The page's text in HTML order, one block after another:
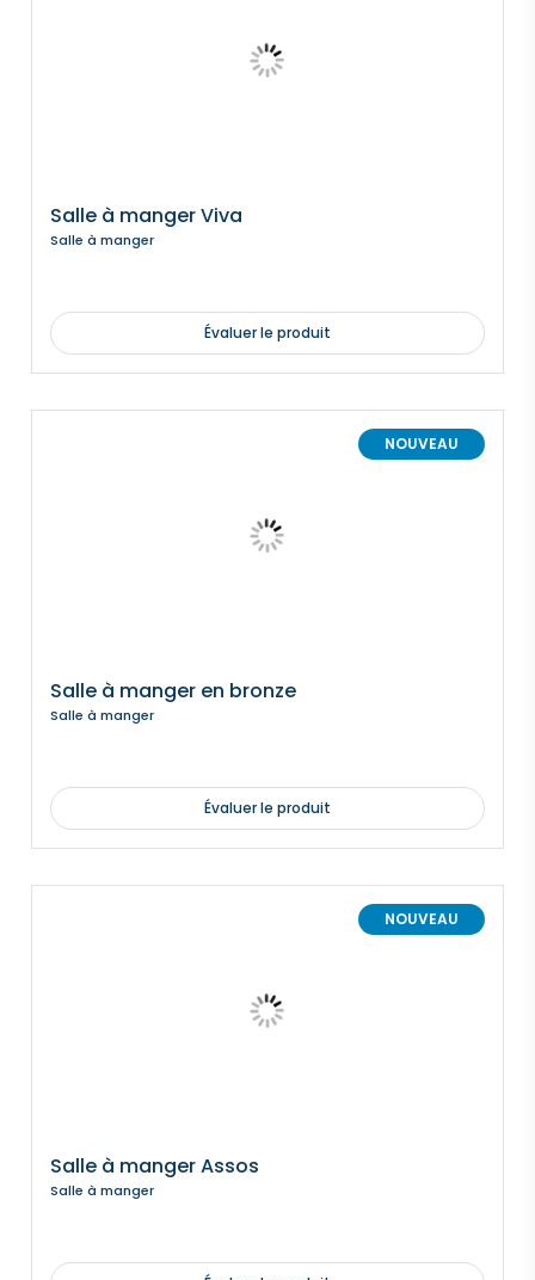
Salle à manger Viva
Salle à manger
Évaluer le produit
NOUVEAU
Salle à manger en bronze
Salle à manger
Évaluer le produit
NOUVEAU
Salle à manger Assos
Salle à manger